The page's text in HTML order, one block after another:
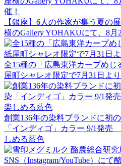
【銀座】6人の作家が集う夏の
横のGallery YOHAKUにて、8月
全15種の「広島東洋カープめじ
屋町シャレオ限定で7月31日よ
創業136年の染料ブランドに初
「インディゴ」カラー 9/1発
しめる藍色